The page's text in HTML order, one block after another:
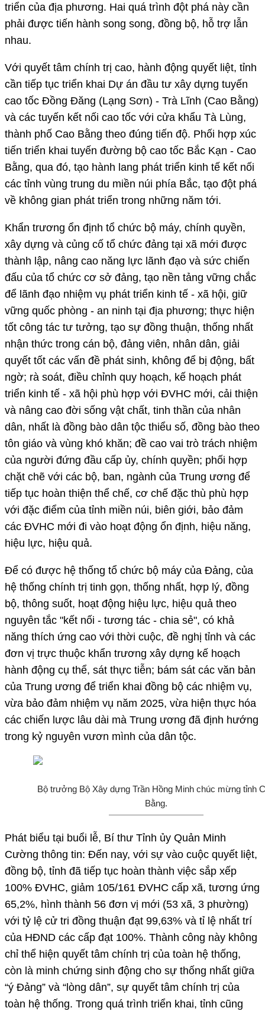
triển của địa phương. Hai quá trình đột phá này cần
phải được tiến hành song song, đồng bộ, hỗ trợ lẫn
nhau.
Với quyết tâm chính trị cao, hành động quyết liệt, tỉnh
cần tiếp tục triển khai Dự án đầu tư xây dựng tuyến
cao tốc Đồng Đăng (Lạng Sơn) - Trà Lĩnh (Cao Bằng)
và các tuyến kết nối cao tốc với cửa khẩu Tà Lùng,
thành phố Cao Bằng theo đúng tiến độ. Phối hợp xúc
tiến triển khai tuyến đường bộ cao tốc Bắc Kạn - Cao
Bằng, qua đó, tạo hành lang phát triển kinh tế kết nối
các tỉnh vùng trung du miền núi phía Bắc, tạo đột phá
về không gian phát triển trong những năm tới.
Khẩn trương ổn định tổ chức bộ máy, chính quyền,
xây dựng và củng cố tổ chức đảng tại xã mới được
thành lập, nâng cao năng lực lãnh đạo và sức chiến
đấu của tổ chức cơ sở đảng, tạo nền tảng vững chắc
để lãnh đạo nhiệm vụ phát triển kinh tế - xã hội, giữ
vững quốc phòng - an ninh tại địa phương; thực hiện
tốt công tác tư tưởng, tạo sự đồng thuận, thống nhất
nhận thức trong cán bộ, đảng viên, nhân dân, giải
quyết tốt các vấn đề phát sinh, không để bị động, bất
ngờ; rà soát, điều chỉnh quy hoạch, kế hoạch phát
triển kinh tế - xã hội phù hợp với ĐVHC mới, cải thiện
và nâng cao đời sống vật chất, tinh thần của nhân
dân, nhất là đồng bào dân tộc thiểu số, đồng bào theo
tôn giáo và vùng khó khăn; đề cao vai trò trách nhiệm
của người đứng đầu cấp ủy, chính quyền; phối hợp
chặt chẽ với các bộ, ban, ngành của Trung ương để
tiếp tục hoàn thiện thể chế, cơ chế đặc thù phù hợp
với đặc điểm của tỉnh miền núi, biên giới, bảo đảm
các ĐVHC mới đi vào hoạt động ổn định, hiệu năng,
hiệu lực, hiệu quả.
Để có được hệ thống tổ chức bộ máy của Đảng, của
hệ thống chính trị tinh gọn, thống nhất, hợp lý, đồng
bộ, thông suốt, hoạt động hiệu lực, hiệu quả theo
nguyên tắc "kết nối - tương tác - chia sẻ", có khả
năng thích ứng cao với thời cuộc, đề nghị tỉnh và các
đơn vị trực thuộc khẩn trương xây dựng kế hoạch
hành động cụ thể, sát thực tiễn; bám sát các văn bản
của Trung ương để triển khai đồng bộ các nhiệm vụ,
vừa bảo đảm nhiệm vụ năm 2025, vừa hiện thực hóa
các chiến lược lâu dài mà Trung ương đã định hướng
trong kỷ nguyên vươn mình của dân tộc.
Bộ trưởng Bộ Xây dựng Trần Hồng Minh chúc mừng tỉnh
Bằng.
Phát biểu tại buổi lễ, Bí thư Tỉnh ủy Quản Minh
Cường thông tin: Đến nay, với sự vào cuộc quyết liệt,
đồng bộ, tỉnh đã tiếp tục hoàn thành việc sắp xếp
100% ĐVHC, giảm 105/161 ĐVHC cấp xã, tương ứng
65,2%, hình thành 56 đơn vị mới (53 xã, 3 phường)
với tỷ lệ cử tri đồng thuận đạt 99,63% và tỉ lệ nhất trí
của HĐND các cấp đạt 100%. Thành công này không
chỉ thể hiện quyết tâm chính trị của toàn hệ thống,
còn là minh chứng sinh động cho sự thống nhất giữa
“ý Đảng” và “lòng dân”, sự quyết tâm chính trị của
toàn hệ thống. Trong quá trình triển khai, tỉnh cũng